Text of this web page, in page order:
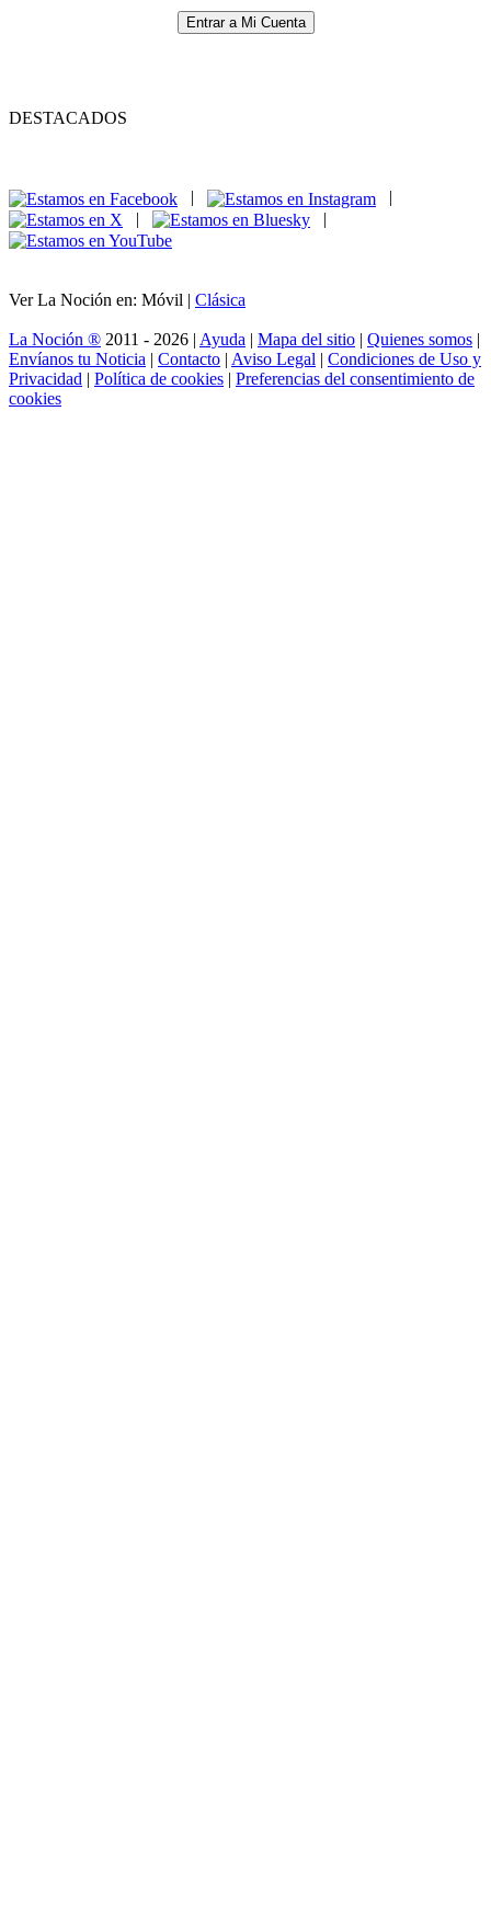
Entrar a Mi Cuenta
DESTACADOS
|
|
Ver La Noción en: Móvil | Clásica
La Noción ® 2011 - 2026 | Ayuda | Mapa del sitio | Quienes somos |
Envíanos tu Noticia | Contacto | Aviso Legal | Condiciones de Uso y
Privacidad | Política de cookies | Preferencias del consentimiento de
cookies